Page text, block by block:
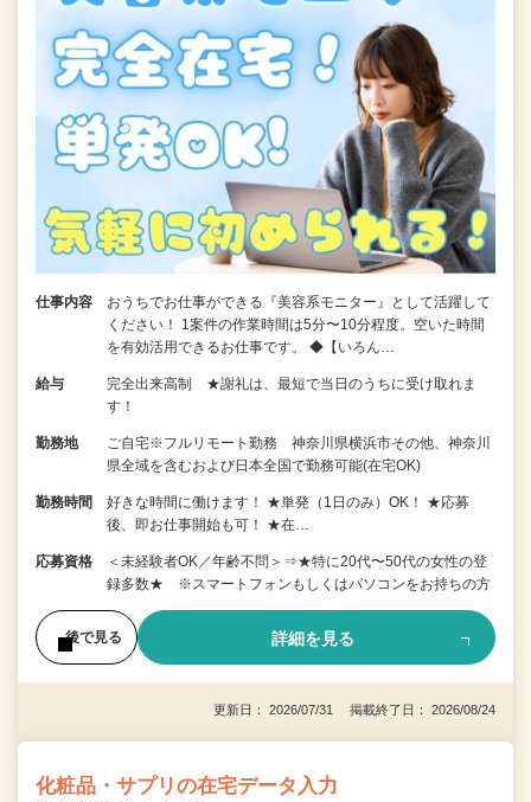
仕事内容
おうちでお仕事ができる『美容系モニター』として活躍して
ください！ 1案件の作業時間は5分〜10分程度。空いた時間
を有効活用できるお仕事です。 ◆【いろん…
給与
完全出来高制 ★謝礼は、最短で当日のうちに受け取れま
す！
勤務地
ご自宅※フルリモート勤務 神奈川県横浜市その他、神奈川
県全域を含むおよび日本全国で勤務可能(在宅OK)
勤務時間
好きな時間に働けます！ ★単発（1日のみ）OK！ ★応募
後、即お仕事開始も可！ ★在…
応募資格
＜未経験者OK／年齢不問＞⇒★特に20代〜50代の女性の登
録多数★ ※スマートフォンもしくはパソコンをお持ちの方
後で見る 詳細を見る
更新日： 2026/07/31 掲載終了日： 2026/08/24
化粧品・サプリの在宅データ入力